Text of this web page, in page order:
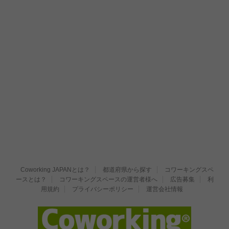
Coworking JAPANとは？ 都道府県から探す
コワーキングスペ
ースとは？
コワーキングスペースの運営者様へ 広告募集
利
用規約
プライバシーポリシー 運営会社情報